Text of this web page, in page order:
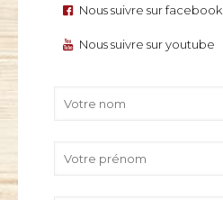
Nous suivre sur facebook
Nous suivre sur youtube